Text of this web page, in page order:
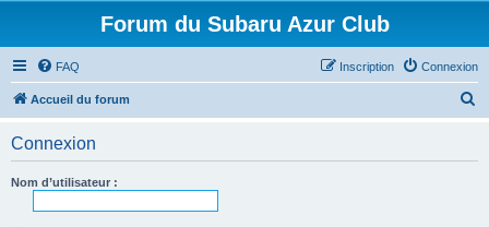
Forum du Subaru Azur Club
FAQ Connexion
Inscription
Accueil du forum
Connexion
Nom d’utilisateur :